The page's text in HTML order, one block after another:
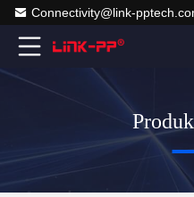
Connectivity@link-